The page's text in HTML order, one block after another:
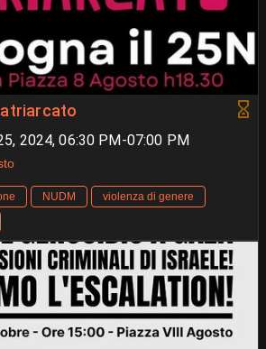
2024, 06:30 PM-07:00 PM
NUDM
violenza di genere